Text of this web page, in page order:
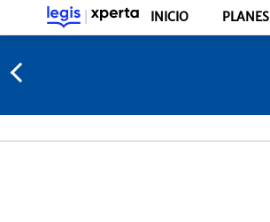
INICIO PLANES